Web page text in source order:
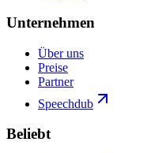
Unternehmen
Über uns
Preise
Partner
Speechdub
Beliebt